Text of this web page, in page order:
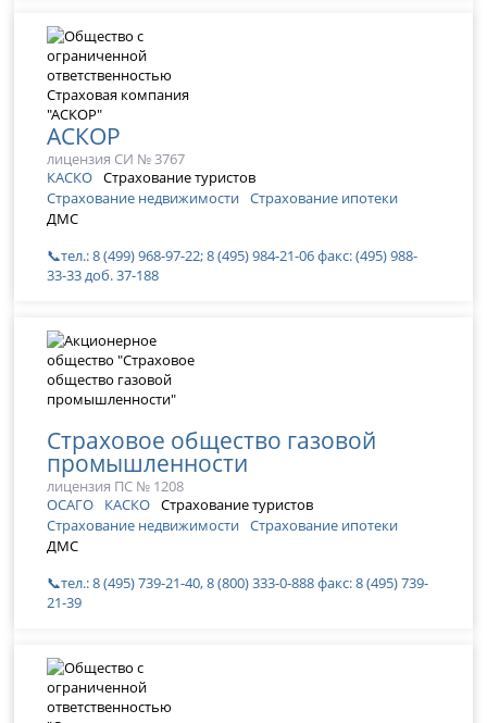
АСКОР
лицензия СИ № 3767
КАСКО Страхование туристов
Страхование недвижимости Страхование ипотеки
ДМС
📞тел.: 8 (499) 968-97-22; 8 (495) 984-21-06 факс: (495) 988-
33-33 доб. 37-188
Страховое общество газовой
промышленности
лицензия ПС № 1208
ОСАГО
КАСКО Страхование туристов
Страхование недвижимости Страхование ипотеки
ДМС
📞тел.: 8 (495) 739-21-40, 8 (800) 333-0-888 факс: 8 (495) 739-
21-39